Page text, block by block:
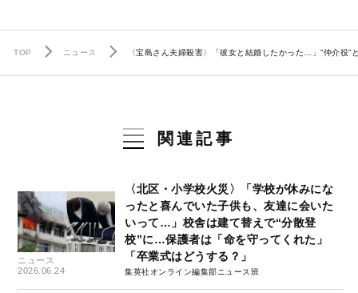
TOP ニュース 〈宝島さん夫婦殺害〉「彼女と結婚したかった…」“仲介役
関連記事
ニュース
2026.06.24
〈北区・小学校火災〉「学校が休みにな
ったと喜んでいた子供も、友達に会いた
いって…」校舎は建て替えで“分散登
校”に…保護者は「命を守ってくれた」
「卒業式はどうする？」
集英社オンライン編集部ニュース班